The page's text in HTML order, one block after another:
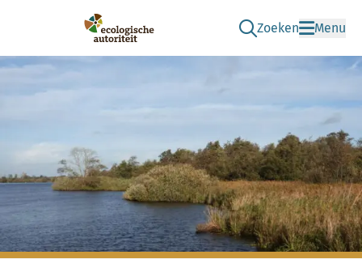
Ecologische Autoriteit
Zoeken
Ga naar de zoek
Menu